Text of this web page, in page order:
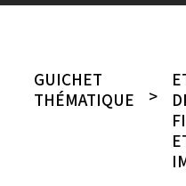
GUICHET
THÉMATIQUE